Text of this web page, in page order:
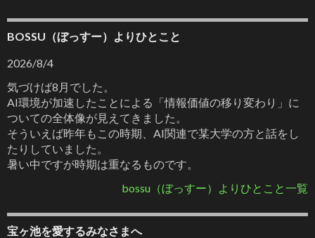
BOSSU（ぼっすー）よりひとこと
2026/8/4
気づけば8月でした。
AI環境が加速したことによる「情報価値の移り変わり」に
ついての全体像が見えてきました。
そういえば昨年もこの時期、AI関連で某大学の方と話をし
たりしていました。
暑い中ですが時期は重なるものです。
bossu（ぼっすー）よりひとこと一覧
宝ヶ池を愛するみなさまへ